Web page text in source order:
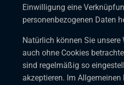
Einwilligung eine
personenbezogenen Daten
Natürlich können Sie
auch ohne Cookies
sind regelmäßig so
akzeptieren. Im Allgemeinen